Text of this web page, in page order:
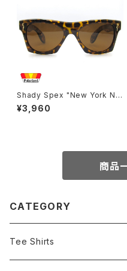
Shady Spex "New York Nig
ht Train-“Ready Teddy" su
nglasses, tortoise/Polariz
¥3,960
商品
CATEGORY
Tee Shirts